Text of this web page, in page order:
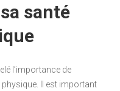
santé
l’importance de
Il est important